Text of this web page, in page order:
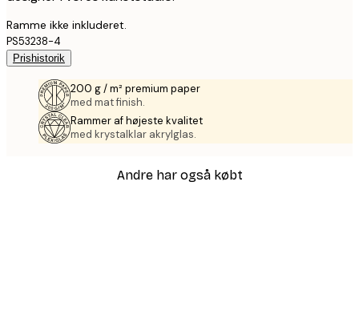
Ramme ikke inkluderet.
PS53238-4
Prishistorik
200 g / m² premium paper
med mat finish.
Rammer af højeste kvalitet
med krystalklar akrylglas.
Andre har også købt